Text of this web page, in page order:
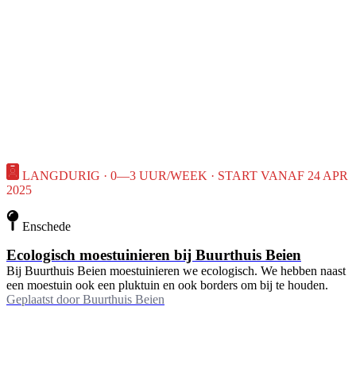
LANGDURIG · 0—3 UUR/WEEK · START VANAF 24 APR
2025
Enschede
Ecologisch moestuinieren bij Buurthuis Beien
Bij Buurthuis Beien moestuinieren we ecologisch. We hebben naast
een moestuin ook een pluktuin en ook borders om bij te houden.
Geplaatst door Buurthuis Beien